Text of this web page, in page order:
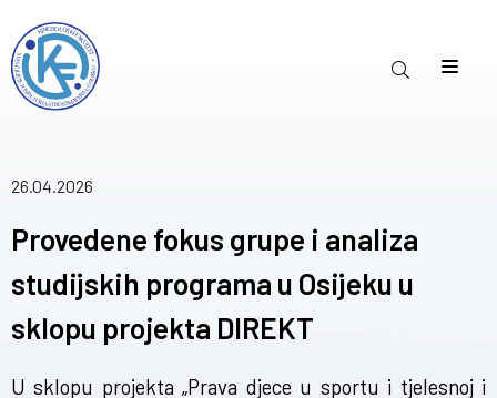
26.04.2026
Provedene fokus grupe i analiza
studijskih programa u Osijeku u
sklopu projekta DIREKT
U sklopu projekta „Prava djece u sportu i tjelesnoj i